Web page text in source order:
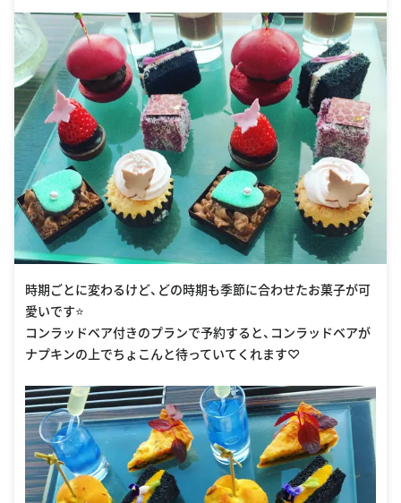
tokyo-TYOCICI/index.html?
WT.mc_id=zELWAKN0APAC1CI2DMH3LocalSearch4DGGene
ricx6TYOCICI
時期ごとに変わるけど、どの時期も季節に合わせたお菓子が可
愛いです⭐️
コンラッドベア付きのプランで予約すると、コンラッドベアが
ナプキンの上でちょこんと待っていてくれます♡